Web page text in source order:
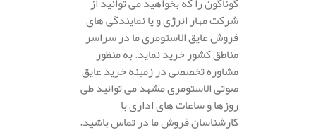
شرکت مهار انرژی و یا نمایندگی های
فروش عایق الاستومری ما در سراسر
مناطق کشور خرید نماید. به منظور
مشاوره تخصصی در زمینه خرید عایق
صوتی الاستومری مشهد می توانید طی
روزها و ساعات های اداری با
کارشناسان فروش ما در تماس باشید.